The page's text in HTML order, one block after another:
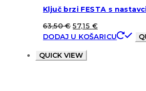
Ključ brzi FESTA s
63,50€ 57,15 €
DODAJ U KOŠARICU
QUICK VIEW